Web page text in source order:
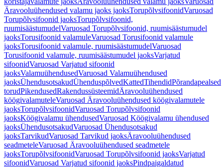
Äravooluühendused valamu jaoks jaoksTorupõlvsifoonidVaruosad
Torupõlvsifoonid jaoksTorupõlvsifoonid,
ruumisäästumudelVaruosad Torupõlvsifoonid, ruumisäästumudel
jaoksTorusifoonid valamuleVaruosad Torusifoonid valamule
jaoksTorusifoonid valamule, ruumisäästumudelVaruosad
Torusifoonid valamule, ruumisäästumudel jaoksVarjatud
sifoonidVaruosad Varjatud sifoonid
jaoksValamuühendusedVaruosad Valamuühendused
jaoksÜhendusotsakudÜhenduspõlvedKattedTihendidPõrandapealsed
torudPikendusedRakendussüsteemidÄravooluühendused
köögivalamuteleVaruosad Äravooluühendused köögivalamutele
jaoksTorupõlvsifoonidVaruosad Torupõlvsifoonid
jaoksKöögivalamu ühendusedVaruosad Köögivalamu ühendused
jaoksÜhendusotsakudVaruosad Ühendusotsakud
jaoksTarvikudVaruosad Tarvikud jaoksÄravooluühendused
seadmeteleVaruosad Äravooluühendused seadmetele
jaoksTorupõlvsifoonidVaruosad Torupõlvsifoonid jaoksVarjatud
sifoonidVaruosad Varjatud sifoonid jaoksPindpaigaldatud